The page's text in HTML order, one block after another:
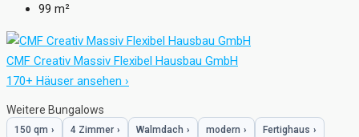
99 m²
CMF Creativ Massiv Flexibel Hausbau GmbH
170+ Häuser ansehen ›
Weitere Bungalows
150 qm › 4 Zimmer › Walmdach › modern › Fertighaus ›